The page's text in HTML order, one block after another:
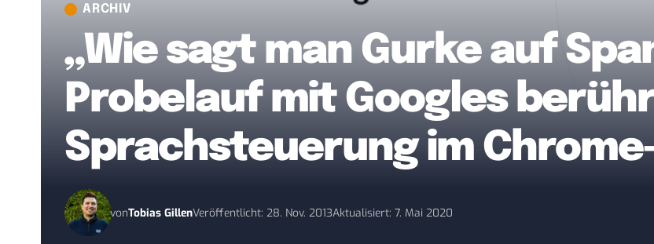
ARCHIV
„Wie sagt man Gurke auf
Probelauf mit Googles
Sprachsteuerung im
vonTobias GillenVeröffentlicht: 28. Nov. 2013Aktualisiert: 7. Mai 2020